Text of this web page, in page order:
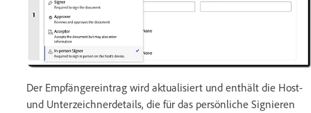
Der Empfängereintrag wird aktualisiert und enthält die Host-
und Unterzeichnerdetails, die für das persönliche Signieren